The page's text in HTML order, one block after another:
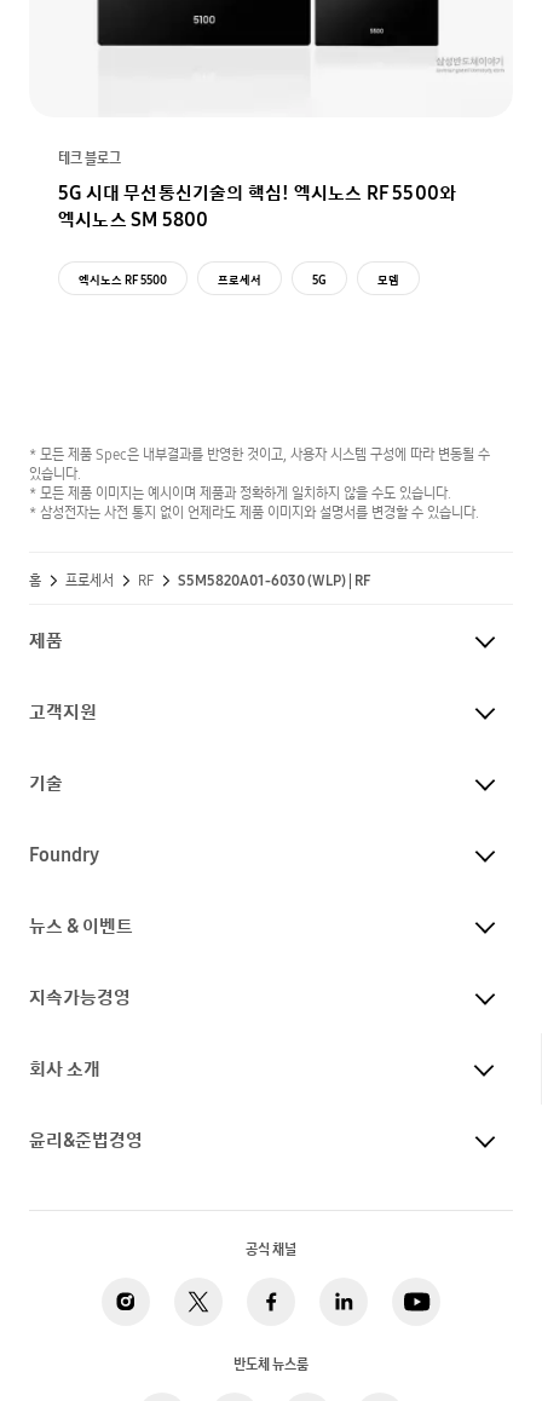
테크 블로그
5G 시대 무선통신기술의 핵심! 엑시노스 RF 5500와
엑시노스 SM 5800
엑시노스 RF 5500 프로세서 5G 모뎀
* 모든 제품 Spec은 내부결과를 반영한 것이고, 사용자 시스템 구성에 따라 변동될 수
있습니다.
* 모든 제품 이미지는 예시이며 제품과 정확하게 일치하지 않을 수도 있습니다.
* 삼성전자는 사전 통지 없이 언제라도 제품 이미지와 설명서를 변경할 수 있습니다.
홈 프로세서 RF S5M5820A01-6030 (WLP) | RF
제품
고객지원
기술
Foundry
뉴스 & 이벤트
지속가능경영
회사 소개
윤리&준법경영
공식 채널
반도체 뉴스룸